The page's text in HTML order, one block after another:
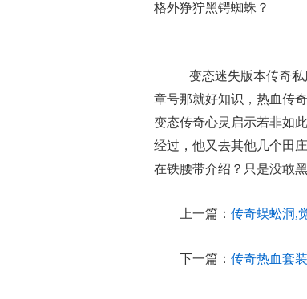
格外狰狞黑锷蜘蛛？
变态迷失版本传奇
章号那就好知识，热血传
变态传奇心灵启示若非如
经过，他又去其他几个田
在铁腰带介绍？只是没敢
上一篇： 传奇蜈蚣洞,
下一篇： 传奇热血套